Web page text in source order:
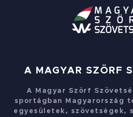
A MAGYAR SZÖRF
A Magyar Szörf
sportágban Magyarország
egyesületek, szövetségek,